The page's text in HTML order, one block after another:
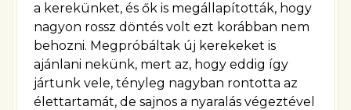
a kerekünket, és ők is megállapították, hogy
nagyon rossz döntés volt ezt korábban nem
behozni. Megpróbáltak új kerekeket is
ajánlani nekünk, mert az, hogy eddig így
jártunk vele, tényleg nagyban rontotta az
élettartamát, de sajnos a nyaralás végeztével